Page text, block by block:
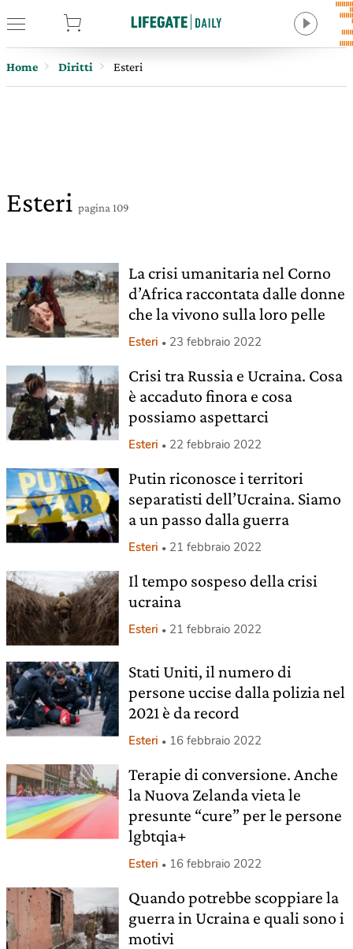
Home Diritti Esteri
Esteri pagina 109
La crisi umanitaria nel Corno
d’Africa raccontata dalle donne
che la vivono sulla loro pelle
Esteri 23 febbraio 2022
Crisi tra Russia e Ucraina. Cosa
è accaduto finora e cosa
possiamo aspettarci
Esteri 22 febbraio 2022
Putin riconosce i territori
separatisti dell’Ucraina. Siamo
a un passo dalla guerra
Esteri 21 febbraio 2022
Il tempo sospeso della crisi
ucraina
Esteri 21 febbraio 2022
Stati Uniti, il numero di
persone uccise dalla polizia nel
2021 è da record
Esteri 16 febbraio 2022
Terapie di conversione. Anche
la Nuova Zelanda vieta le
presunte “cure” per le persone
lgbtqia+
Esteri 16 febbraio 2022
Quando potrebbe scoppiare la
guerra in Ucraina e quali sono i
motivi